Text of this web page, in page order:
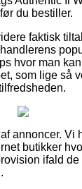
du bestiller.
faktisk
hvor man
som lige så
annoncer. Vi
butikker
ifald